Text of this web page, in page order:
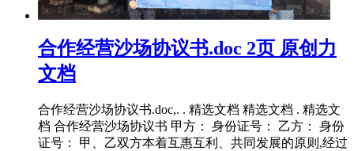
合作经营沙场协议书.doc 2页 原创力
文档
合作经营沙场协议书.doc,. . 精选文档 精选文档 . 精选文
档 合作经营沙场协议书 甲方： 身份证号： 乙方： 身份
证号： 甲、乙双方本着互惠互利、共同发展的原则,经过